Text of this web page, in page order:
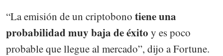
“La emisión de un criptobono tiene una
probabilidad muy baja de éxito y es poco
probable que llegue al mercado”, dijo a Fortune.